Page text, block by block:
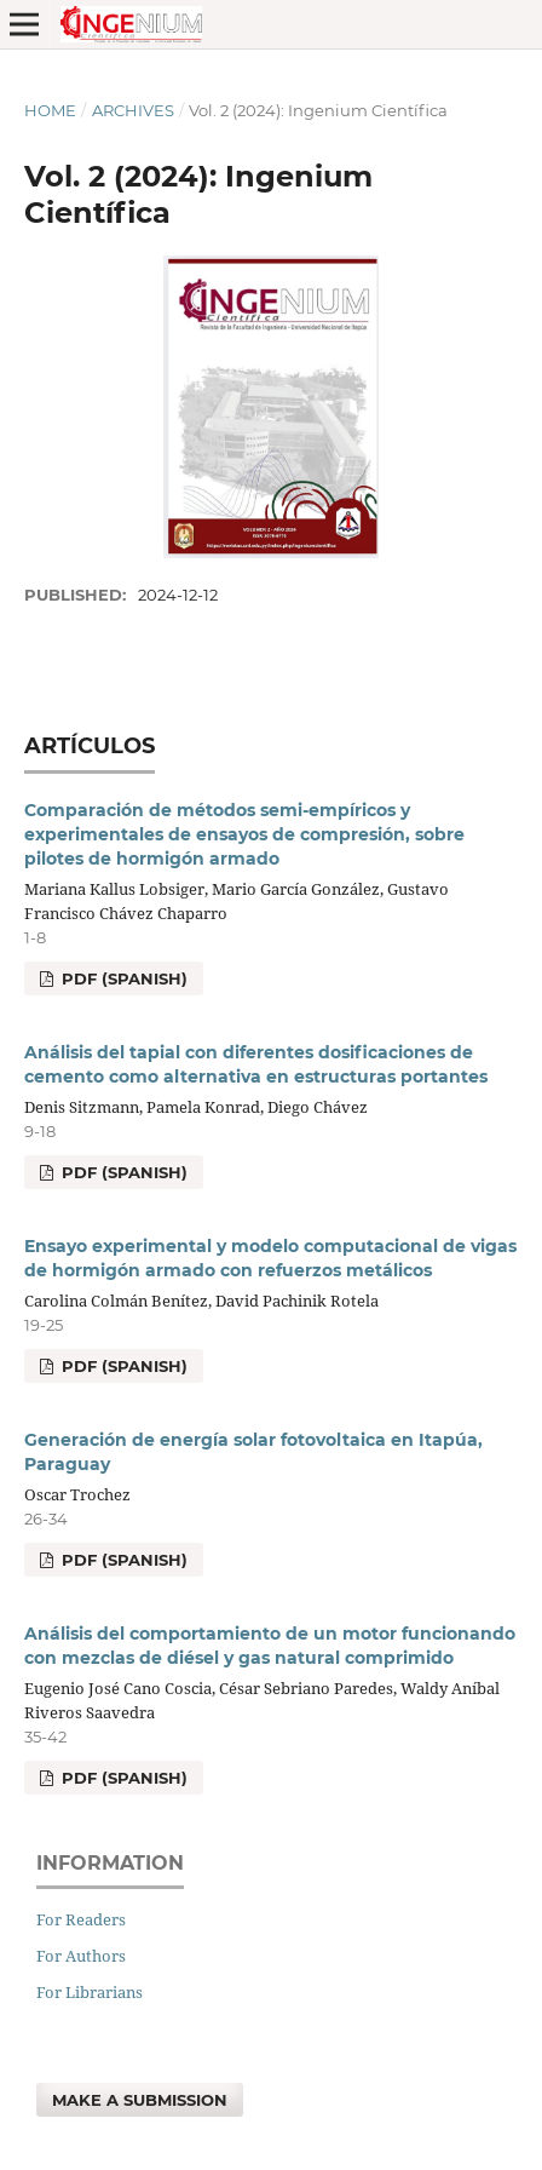
HOME / ARCHIVES / Vol. 2 (2024): Ingenium Científica
Vol. 2 (2024): Ingenium
Científica
PUBLISHED: 2024-12-12
ARTÍCULOS
Comparación de métodos semi-empíricos y
experimentales de ensayos de compresión, sobre
pilotes de hormigón armado
Mariana Kallus Lobsiger, Mario García González, Gustavo
Francisco Chávez Chaparro
1-8
PDF (SPANISH)
Análisis del tapial con diferentes dosificaciones de
cemento como alternativa en estructuras portantes
Denis Sitzmann, Pamela Konrad, Diego Chávez
9-18
PDF (SPANISH)
Ensayo experimental y modelo computacional de vigas
de hormigón armado con refuerzos metálicos
Carolina Colmán Benítez, David Pachinik Rotela
19-25
PDF (SPANISH)
Generación de energía solar fotovoltaica en Itapúa,
Paraguay
Oscar Trochez
26-34
PDF (SPANISH)
Análisis del comportamiento de un motor funcionando
con mezclas de diésel y gas natural comprimido
Eugenio José Cano Coscia, César Sebriano Paredes, Waldy Aníbal
Riveros Saavedra
35-42
PDF (SPANISH)
INFORMATION
For Readers
For Authors
For Librarians
MAKE A SUBMISSION